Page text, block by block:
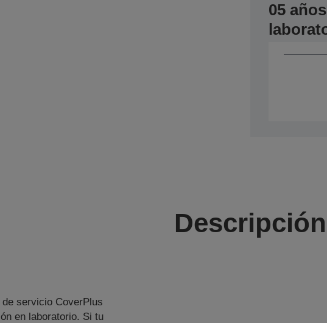
05
Descripción
de servicio CoverPlus
en laboratorio. Si tu